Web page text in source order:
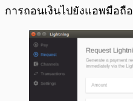
การถอนเงินไปยังแอพมือถือ